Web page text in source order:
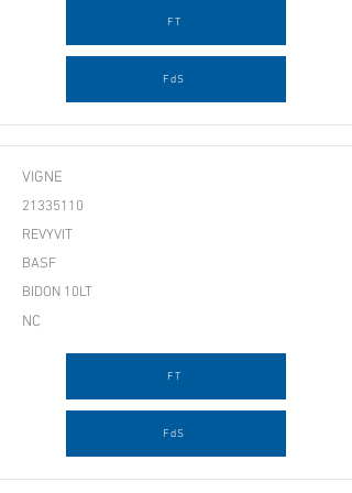
FT
FdS
VIGNE
21335110
REVYVIT
BASF
BIDON 10LT
NC
FT
FdS